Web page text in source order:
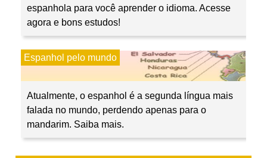
espanhola para você aprender o idioma. Acesse
agora e bons estudos!
Espanhol pelo mundo
Atualmente, o espanhol é a segunda língua mais
falada no mundo, perdendo apenas para o
mandarim. Saiba mais.